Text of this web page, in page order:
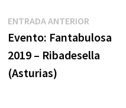
Navegación
de
entradas
ENTRADA ANTERIOREntrada
anterior:
Evento: Fantabulosa
2019 – Ribadesella
(Asturias)